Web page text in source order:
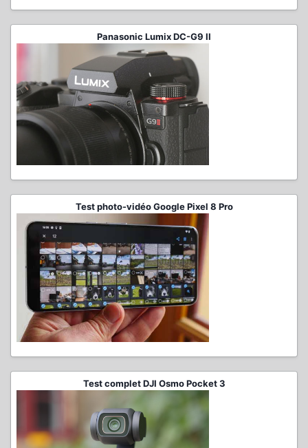
Panasonic Lumix DC-G9 II
Test photo-vidéo Google Pixel 8 Pro
Test complet DJI Osmo Pocket 3